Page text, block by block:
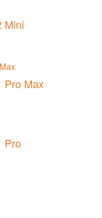
Mini
Pro Max
Pro